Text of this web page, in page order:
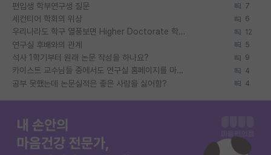
편입생 학부연구생 질문 7
세컨티어 학회의 위상 6
우리나라도 학구 열풍보면 Higher Doctorate 학위가 필요하다고 봅니다. 12
연구실 후배와의 관계 5
석사 1학기부터 원래 논문 작성을 하나요? 9
카이스트 교수님들 중에서도 연구실 홈페이지를 마련 안 하신 분들이 계시던데 4
공부 못했는데 논문실적은 좋은 사람을 싫어함? 4